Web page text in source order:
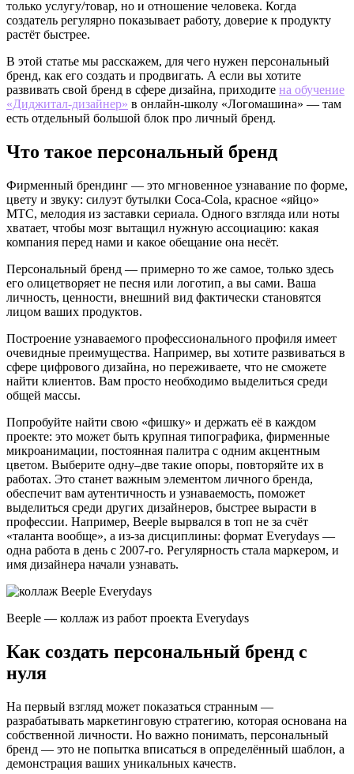
только услугу/товар, но и отношение человека. Когда
создатель регулярно показывает работу, доверие к продукту
растёт быстрее.
В этой статье мы расскажем, для чего нужен персональный
бренд, как его создать и продвигать. А если вы хотите
развивать свой бренд в сфере дизайна, приходите на обучение
«Диджитал-дизайнер» в онлайн-школу «Логомашина» — там
есть отдельный большой блок про личный бренд.
Что такое персональный бренд
Фирменный брендинг — это мгновенное узнавание по форме,
цвету и звуку: силуэт бутылки Coca-Cola, красное «яйцо»
МТС, мелодия из заставки сериала. Одного взгляда или ноты
хватает, чтобы мозг вытащил нужную ассоциацию: какая
компания перед нами и какое обещание она несёт.
Персональный бренд — примерно то же самое, только здесь
его олицетворяет не песня или логотип, а вы сами. Ваша
личность, ценности, внешний вид фактически становятся
лицом ваших продуктов.
Построение узнаваемого профессионального профиля имеет
очевидные преимущества. Например, вы хотите развиваться в
сфере цифрового дизайна, но переживаете, что не сможете
найти клиентов. Вам просто необходимо выделиться среди
общей массы.
Попробуйте найти свою «фишку» и держать её в каждом
проекте: это может быть крупная типографика, фирменные
микроанимации, постоянная палитра с одним акцентным
цветом. Выберите одну–две такие опоры, повторяйте их в
работах. Это станет важным элементом личного бренда,
обеспечит вам аутентичность и узнаваемость, поможет
выделиться среди других дизайнеров, быстрее вырасти в
профессии. Например, Beeple вырвался в топ не за счёт
«таланта вообще», а из-за дисциплины: формат Everydays —
одна работа в день с 2007-го. Регулярность стала маркером, и
имя дизайнера начали узнавать.
Beeple — коллаж из работ проекта Everydays
Как создать персональный бренд с
нуля
На первый взгляд может показаться странным —
разрабатывать маркетинговую стратегию, которая основана на
собственной личности. Но важно понимать, персональный
бренд — это не попытка вписаться в определённый шаблон, а
демонстрация ваших уникальных качеств.